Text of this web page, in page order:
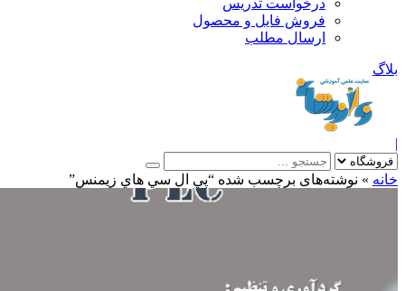
درخواست تدریس
فروش فایل و محصول
ارسال مطلب
»نوشته‌های برچسب شده “پي ال سي هاي زيمنس”